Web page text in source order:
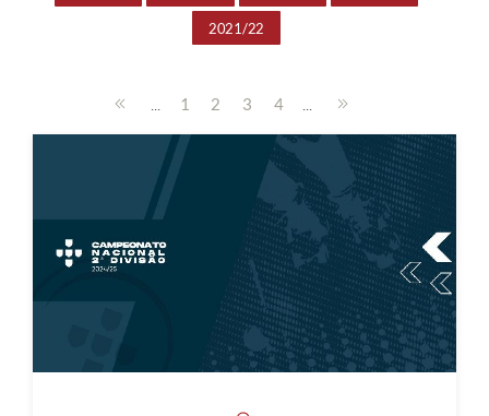
2021/22
... 1 2 3 4 ...